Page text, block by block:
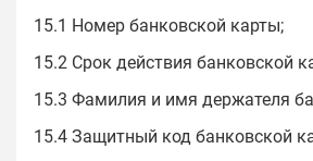
15.1 Номер банковской карты;
15.2 Срок действия банковской
15.3 Фамилия и имя держателя
15.4 Защитный код банковской